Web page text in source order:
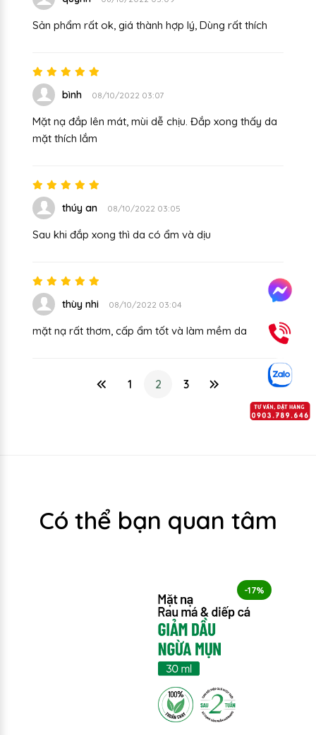
Sản phẩm rất ok, giá thành hợp lý, Dùng rất thích
bình 08/10/2022 03:07
Mặt nạ đắp lên mát, mùi dễ chịu. Đắp xong thấy da
mặt thích lắm
thúy an 08/10/2022 03:05
Sau khi đắp xong thì da có ẩm và dịu
thùy nhi 08/10/2022 03:04
mặt nạ rất thơm, cấp ẩm tốt và làm mềm da
1 2 3
Có thể bạn quan tâm
-17%